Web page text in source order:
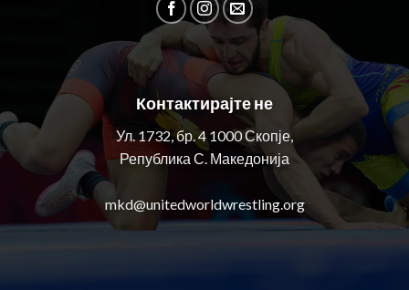
Контактирајте не
Ул. 1732, бр. 4 1000 Скопје,
Република С. Македонија
mkd@unitedworldwrestling.org